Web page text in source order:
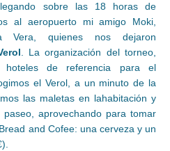
sobre las 18 horas de
al aeropuerto mi amigo Moki,
Vera, quienes nos dejaron
. La organización del torneo,
hoteles de referencia para el
el Verol, a un minuto de la
las maletas en lahabitación y
aprovechando para tomar
and Cofee: una cerveza y un